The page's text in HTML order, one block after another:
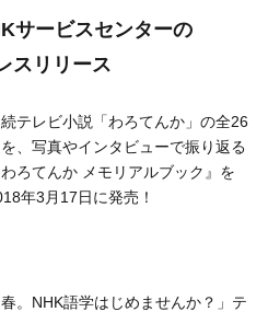
サービスセンターの
スリリース
テレビ小説「わろてんか」の全26
、写真やインタビューで振り返る
わろてんか メモリアルブック』を
年3月17日に発売！
春。NHK語学はじめませんか？」テ